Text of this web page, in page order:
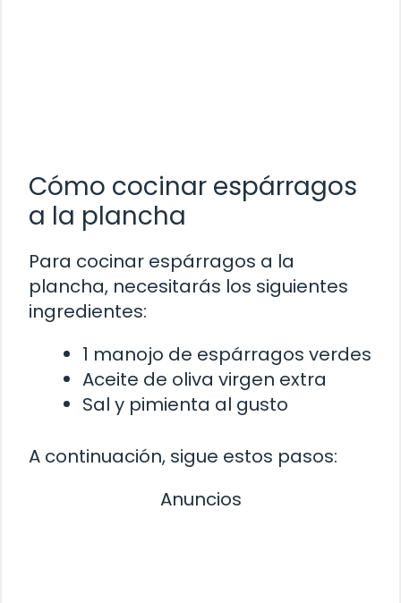
Cómo cocinar espárragos
a la plancha
Para cocinar espárragos a la
plancha, necesitarás los siguientes
ingredientes:
1 manojo de espárragos verdes
Aceite de oliva virgen extra
Sal y pimienta al gusto
A continuación, sigue estos pasos:
Anuncios